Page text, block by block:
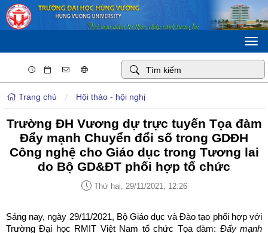
Trang chủ / Hội thảo - hội nghị
Trường ĐH Vương dự trực tuyến Tọa đàm
Đẩy mạnh Chuyển đổi số trong GDĐH
Công nghệ cho Giáo dục trong Tương lai
do Bộ GD&ĐT phối hợp tổ chức
Thứ hai, 29/11/2021, 12:26
Sáng nay, ngày 29/11/2021, Bộ Giáo dục và Đào tạo phối hợp với
Trường Đại học RMIT Việt Nam tổ chức Tọa đàm: Đẩy mạnh